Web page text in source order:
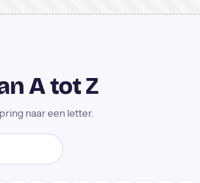
A tot Z
naar een letter.